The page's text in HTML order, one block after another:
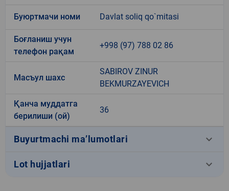
Буюртмачи номи Davlat soliq qo`mitasi
Боғланиш учун
телефон рақам
+998 (97) 788 02 86
Масъул шахс
SABIROV ZINUR
BEKMURZAYEVICH
Қанча муддатга
берилиши (ой)
36
Buyurtmachi ma’lumotlari keyboard_arrow_down
Lot hujjatlari keyboard_arrow_down